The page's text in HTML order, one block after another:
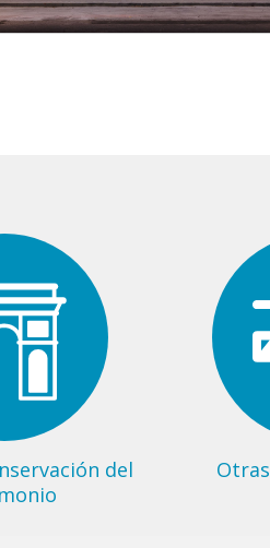
del
Otras